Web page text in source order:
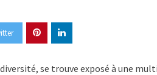
se trouve exposé à une